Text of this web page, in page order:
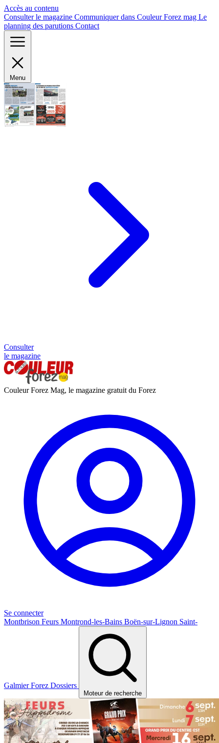
Accès au contenu
Consulter le magazine Communiquer dans Couleur Forez mag Le
planning des parutions Contact
Menu
Consulter
le magazine
Couleur Forez Mag, le magazine gratuit du Forez
Se connecter
Montbrison Feurs Montrond-les-Bains Boën-sur-Lignon Saint-
GalmierForez Dossiers
Moteur de recherche
Panneau de gestion des cookies